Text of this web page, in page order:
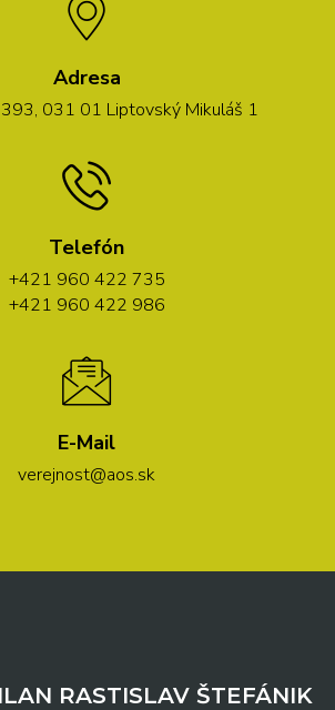
Adresa
031 01 Liptovský Mikuláš 1
Telefón
+421 960 422 735
+421 960 422 986
E-Mail
verejnost@aos.sk
RASTISLAV ŠTEFÁNIK